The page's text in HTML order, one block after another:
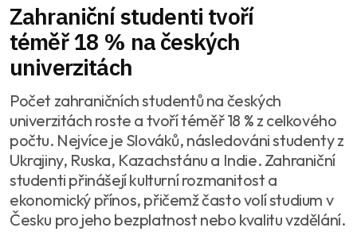
Zahraniční studenti tvoří
téměř 18 % na českých
univerzitách
Počet zahraničních studentů na českých
univerzitách roste a tvoří téměř 18 % z celkového
počtu. Nejvíce je Slováků, následováni studenty z
Ukrajiny, Ruska, Kazachstánu a Indie. Zahraniční
studenti přinášejí kulturní rozmanitost a
ekonomický přínos, přičemž často volí studium v
Česku pro jeho bezplatnost nebo kvalitu vzdělání.